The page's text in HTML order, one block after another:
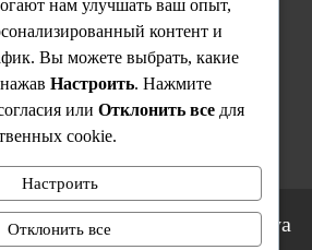
— 17:00
08:00 — 16:00
Dam olish
Ixtisoslashtirilgan Onkologiya
нам улучшать ваш опыт,
контент и
Вы можете выбрать, какие
Настроить. Нажмите
или Отклонить все для
cookie.
Настроить
Отклонить все